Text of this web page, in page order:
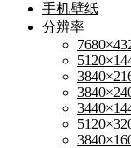
手机壁纸
分辨率